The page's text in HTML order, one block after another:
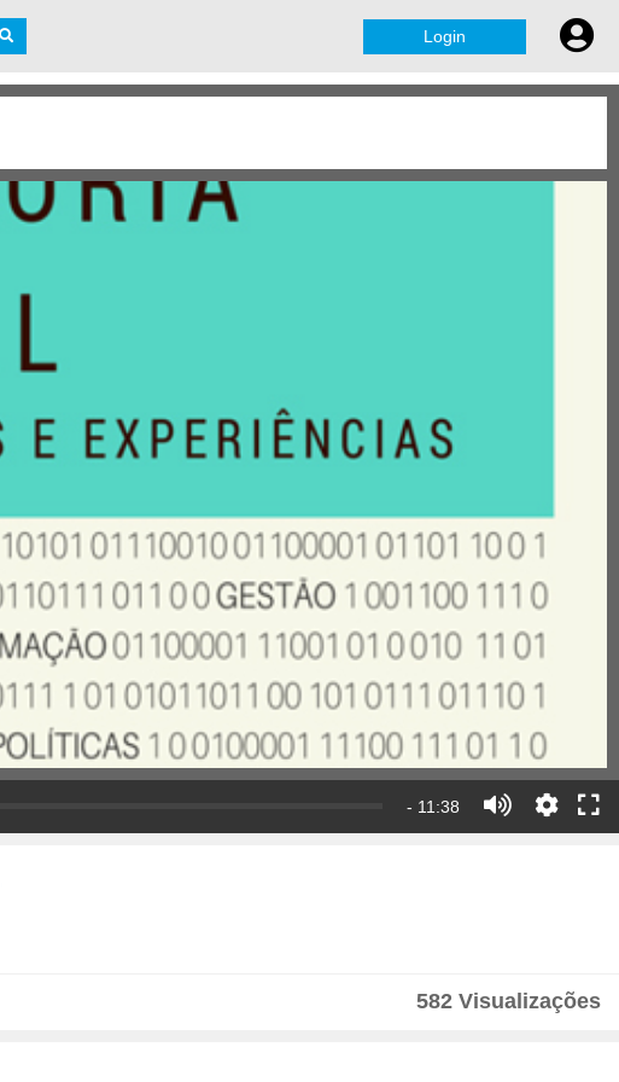
Login
- 11:38
582 Visualizações